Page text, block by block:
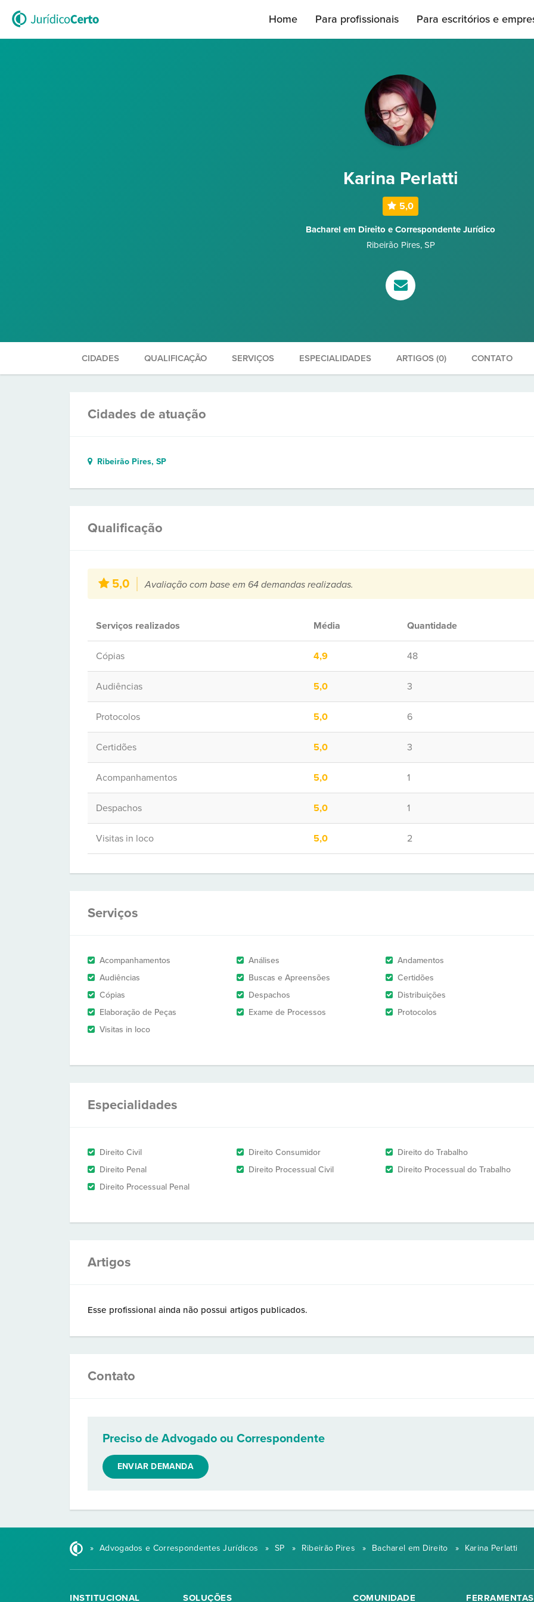
Home Para profissionais Para escritórios e
Karina Perlatti
5,0
Bacharel em Direito e Correspondente Jurídico
Ribeirão Pires, SP
CIDADES QUALIFICAÇÃO SERVIÇOS ESPECIALIDADES ARTIGOS (0) CONTATO
Cidades de atuação
Ribeirão Pires, SP
Qualificação
5,0 Avaliação com base em 64 demandas realizadas.
Serviços realizados Média Quantidade
Cópias 4,9 48
Audiências 5,0 3
Protocolos 5,0 6
Certidões 5,0 3
Acompanhamentos 5,0 1
Despachos 5,0 1
Visitas in loco 5,0 2
Serviços
Acompanhamentos Análises
Andamentos
Audiências
Buscas e Apreensões
Certidões
Cópias
Despachos
Distribuições
Elaboração de Peças
Exame de Processos
Protocolos
Visitas in loco
Especialidades
Direito Civil Direito Consumidor
Direito do Trabalho
Direito Penal
Direito Processual Civil
Direito Processual do Trabalho
Direito Processual Penal
Artigos
Esse profissional ainda não possui artigos publicados.
Contato
Preciso de Advogado ou Correspondente
ENVIAR DEMANDA
» Advogados e Correspondentes Jurídicos » SP » Ribeirão Pires » Bacharel em Direito » Karina Perlatti
INSTITUCIONAL SOLUÇÕES COMUNIDADE FERRAMENTAS